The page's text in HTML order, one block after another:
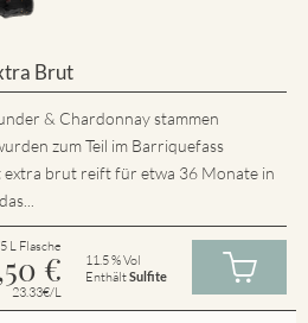
Brut
& Chardonnay stammen
zum Teil im Barriquefass
extra brut reift für etwa 36 Monate in
L Flasche
€
23.33€/L
11.5 % Vol
EnthältSulfite